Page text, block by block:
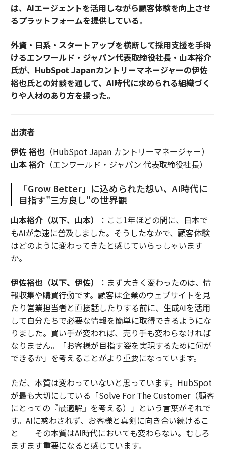
は、AIエージェントを活用しながら顧客体験を向上させ
るプラットフォームを提供している。
外資・日系・スタートアップを横断して採用支援を手掛
けるエンワールド・ジャパン代表取締役社長・山本裕介
氏が、HubSpot Japanカントリーマネージャーの伊佐
裕也氏との対談を通して、AI時代に求められる組織づく
りや人材のあり方を探った。
出演者
伊佐 裕也（HubSpot Japan カントリーマネージャー）
山本 裕介（エンワールド・ジャパン 代表取締役社長）
「Grow Better」に込められた想い、AI時代に
目指す"三方良し"の世界観
山本裕介（以下、山本）
：ここ1年ほどの間に、日本で
もAIが急速に普及しました。そうしたなかで、顧客体験
はどのように変わってきたと感じていらっしゃいます
か。
伊佐裕也（以下、伊佐）
：まず大きく変わったのは、情
報収集や購買行動です。顧客は企業のウェブサイトを見
たり営業担当者と直接話したりする前に、生成AIを活用
して自分たちで必要な情報を簡単に取得できるようにな
りました。買い手が変われば、売り手も変わらなければ
なりません。「お客様が目指す姿を実現するために何が
できるか」を考えることがより重要になっています。
ただ、本質は変わっていないと思っています。HubSpot
が最も大切にしている「Solve For The Customer（顧客
にとっての『最適解』を考える）」という言葉がそれで
す。AIに惑わされず、お客様と真剣に向き合い続けるこ
と──その本質はAI時代においても変わらない。むしろ
ますます重要になると感じています。